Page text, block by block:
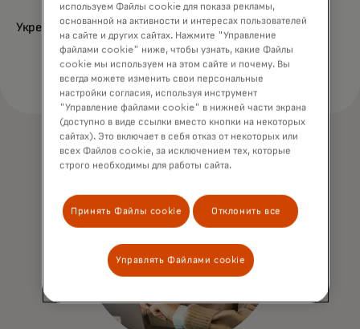
Укрепить защиту
используем Файлы cookie для показа рекламы,
основанной на активности и интересах пользователей
на сайте и других сайтах. Нажмите "Управление
файлами cookie" ниже, чтобы узнать, какие Файлы
cookie мы используем на этом сайте и почему. Вы
всегда можете изменить свои персональные
настройки согласия, используя инструмент
"Управление файлами cookie" в нижней части экрана
(доступно в виде ссылки вместо кнопки на некоторых
сайтах). Это включает в себя отказ от некоторых или
всех Файлов cookie, за исключением тех, которые
строго необходимы для работы сайта.
Принять Файлы cookie Отклонить все
Управлять Файлами cookie